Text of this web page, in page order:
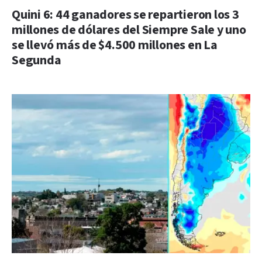
Quini 6: 44 ganadores se repartieron los 3
millones de dólares del Siempre Sale y uno
se llevó más de $4.500 millones en La
Segunda